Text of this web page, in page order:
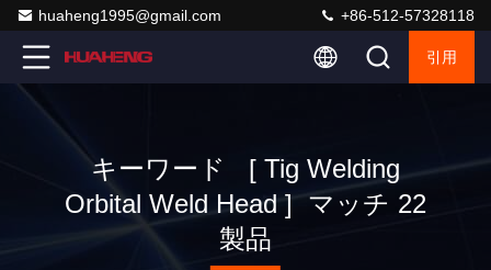
huaheng1995@gmail.com +86-512-57328118
引用
キーワード [ Tig Welding
Orbital Weld Head ] マッチ 22
製品